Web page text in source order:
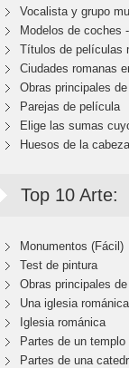
Vocalista y grupo
Modelos de coches
Títulos de películas
Ciudades romanas
Obras principales
Parejas de película
Elige las sumas
Huesos de la
Top 10 Arte:
Monumentos (Fácil)
Test de pintura
Obras principales
Una iglesia románica
Iglesia románica
Partes de un templo
Partes de una